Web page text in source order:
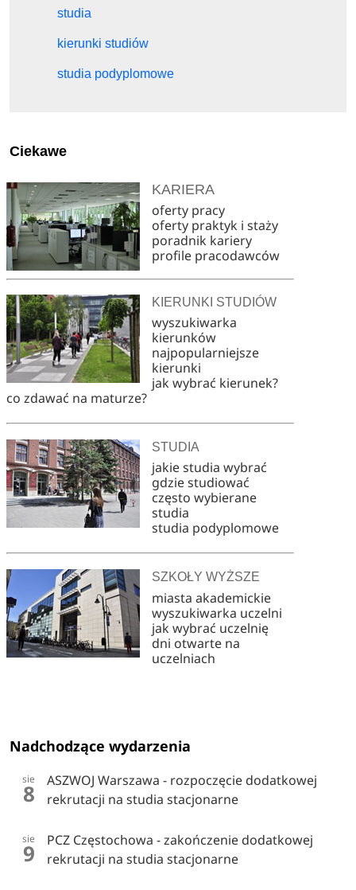
studia
kierunki studiów
studia podyplomowe
Ciekawe
KARIERA
oferty pracy
oferty praktyk i staży
poradnik kariery
profile pracodawców
KIERUNKI STUDIÓW
wyszukiwarka
kierunków
najpopularniejsze
kierunki
jak wybrać kierunek?
co zdawać na maturze?
STUDIA
jakie studia wybrać
gdzie studiować
często wybierane
studia
studia podyplomowe
SZKOŁY WYŻSZE
miasta akademickie
wyszukiwarka uczelni
jak wybrać uczelnię
dni otwarte na
uczelniach
Nadchodzące wydarzenia
sie
8
ASZWOJ Warszawa - rozpoczęcie dodatkowej
rekrutacji na studia stacjonarne
sie
9
PCZ Częstochowa - zakończenie dodatkowej
rekrutacji na studia stacjonarne